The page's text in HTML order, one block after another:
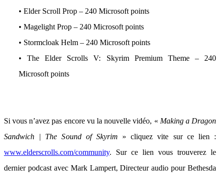
• Elder Scroll Prop – 240 Microsoft points
• Magelight Prop – 240 Microsoft points
• Stormcloak Helm – 240 Microsoft points
• The Elder Scrolls V: Skyrim Premium Theme – 240
Microsoft points
Si vous n’avez pas encore vu la nouvelle vidéo, « Making a Dragon
Sandwich | The Sound of Skyrim » cliquez vite sur ce lien :
www.elderscrolls.com/community. Sur ce lien vous trouverez le
dernier podcast avec Mark Lampert, Directeur audio pour Bethesda